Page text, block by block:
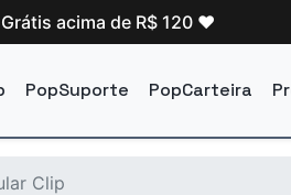
acima de R$ 120 ❤️
PopSuporte PopCarteira
Clip